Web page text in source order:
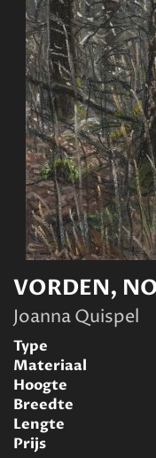
VORDEN,
Joanna Quispel
Type
Materiaal
Hoogte
Breedte
Lengte
Prijs